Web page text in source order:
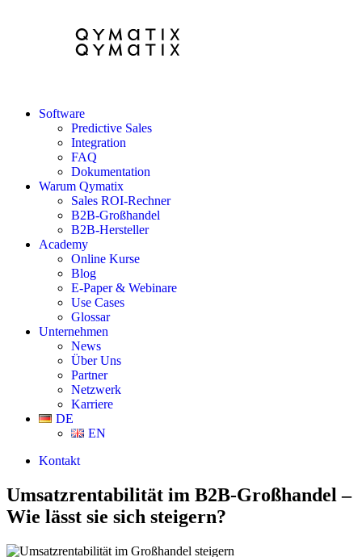
Software
Predictive Sales
Integration
FAQ
Dokumentation
Warum Qymatix
Sales ROI-Rechner
B2B-Großhandel
B2B-Hersteller
Academy
Online Kurse
Blog
E-Paper & Webinare
Use Cases
Glossar
Unternehmen
News
Über Uns
Partner
Netzwerk
Karriere
DE
EN
Kontakt
Umsatzrentabilität im B2B-Großhandel –
Wie lässt sie sich steigern?